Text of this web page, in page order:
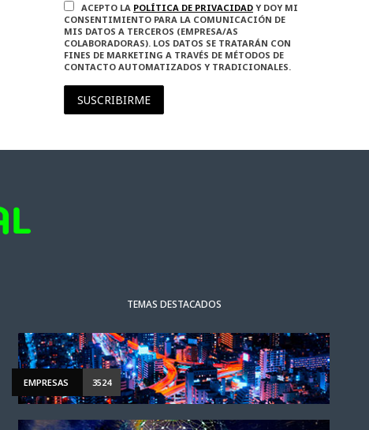
ACEPTO LA POLÍTICA DE PRIVACIDAD Y DOY MI
CONSENTIMIENTO PARA LA COMUNICACIÓN DE
MIS DATOS A TERCEROS (EMPRESA/AS
COLABORADORAS). LOS DATOS SE TRATARÁN CON
FINES DE MARKETING A TRAVÉS DE MÉTODOS DE
CONTACTO AUTOMATIZADOS Y TRADICIONALES.
SUSCRIBIRME
ACTUALIDAD
TEMAS DESTACADOS
EMPRESAS 3524